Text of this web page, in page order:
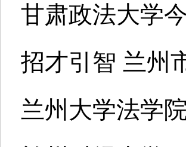
甘肃政法大学
招才引智 兰州
兰州大学法学